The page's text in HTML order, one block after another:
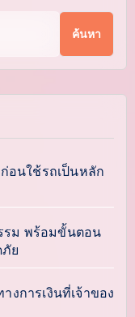
ค้นหา
อนใช้รถเป็นหลัก
รม พร้อมขั้นตอน
ย
การเงินที่เจ้าของ